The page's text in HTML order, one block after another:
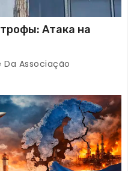
Атака на
Da Associação